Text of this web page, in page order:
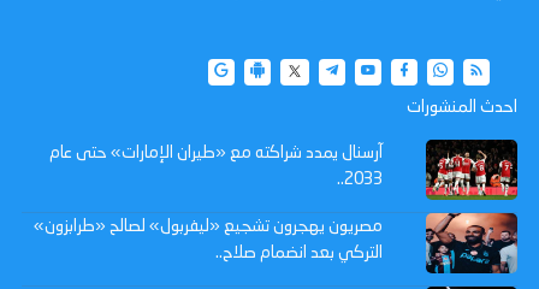
احدث المنشورات
آرسنال يمدد شراكته مع «طيران الإمارات» حتى عام
2033..
مصريون يهجرون تشجيع «ليفربول» لصالح «طرابزون»
التركي بعد انضمام صلاح..